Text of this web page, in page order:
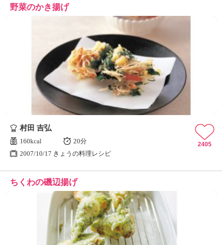
野菜のかき揚げ
村田 吉弘
160kcal
20分
2007/10/17 きょうの料理レシピ
2405
ちくわの磯辺揚げ